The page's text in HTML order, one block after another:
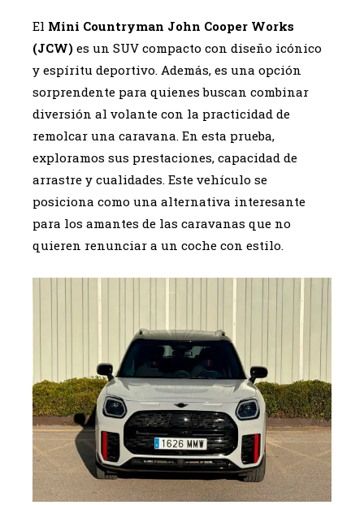
El Mini Countryman John Cooper Works
(JCW) es un SUV compacto con diseño icónico
y espíritu deportivo. Además, es una opción
sorprendente para quienes buscan combinar
diversión al volante con la practicidad de
remolcar una caravana. En esta prueba,
exploramos sus prestaciones, capacidad de
arrastre y cualidades. Este vehículo se
posiciona como una alternativa interesante
para los amantes de las caravanas que no
quieren renunciar a un coche con estilo.